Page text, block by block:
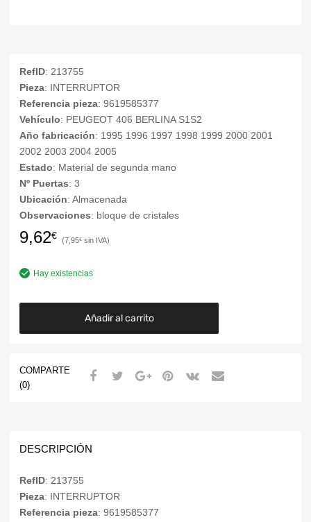
RefID: 213755
Pieza: INTERRUPTOR
Referencia pieza: 9619585377
Vehículo: PEUGEOT 406 BERLINA S1S2
Año fabricación: 1995 1996 1997 1998 1999 2000 2001
2002 2003 2004 2005
Estado: Material de segunda mano
Nº Puertas: 3
Ubicación: Almacenada
Observaciones: bloque de cristales
9,62€ 7,95€
Hay existencias
Añadir al carrito
COMPARTE
(0)
DESCRIPCIÓN
RefID: 213755
Pieza: INTERRUPTOR
Referencia pieza: 9619585377